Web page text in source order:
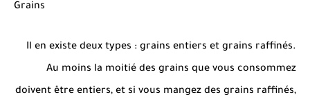
Grains
Il en existe deux types : grains entiers et grains raffinés.
Au moins la moitié des grains que vous consommez
doivent être entiers, et si vous mangez des grains raffinés,